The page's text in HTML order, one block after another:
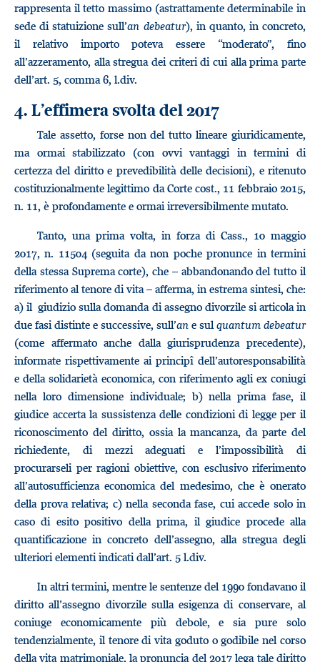
rappresenta il tetto massimo (astrattamente determinabile in
sede di statuizione sull’an debeatur), in quanto, in concreto,
il relativo importo poteva essere “moderato”, fino
all’azzeramento, alla stregua dei criteri di cui alla prima parte
dell’art. 5, comma 6, l.div.
4. L’effimera svolta del 2017
Tale assetto, forse non del tutto lineare giuridicamente,
ma ormai stabilizzato (con ovvi vantaggi in termini di
certezza del diritto e prevedibilità delle decisioni), e ritenuto
costituzionalmente legittimo da Corte cost., 11 febbraio 2015,
n. 11, è profondamente e ormai irreversibilmente mutato.
Tanto, una prima volta, in forza di Cass., 10 maggio
2017, n. 11504 (seguita da non poche pronunce in termini
della stessa Suprema corte), che – abbandonando del tutto il
riferimento al tenore di vita – afferma, in estrema sintesi, che:
a) il giudizio sulla domanda di assegno divorzile si articola in
due fasi distinte e successive, sull’an e sulquantum debeatur
(come affermato anche dalla giurisprudenza precedente),
informate rispettivamente ai principî dell’autoresponsabilità
e della solidarietà economica, con riferimento agli ex coniugi
nella loro dimensione individuale; b) nella prima fase, il
giudice accerta la sussistenza delle condizioni di legge per il
riconoscimento del diritto, ossia la mancanza, da parte del
richiedente, di mezzi adeguati e l’impossibilità di
procurarseli per ragioni obiettive, con esclusivo riferimento
all’autosufficienza economica del medesimo, che è onerato
della prova relativa; c) nella seconda fase, cui accede solo in
caso di esito positivo della prima, il giudice procede alla
quantificazione in concreto dell’assegno, alla stregua degli
ulteriori elementi indicati dall’art. 5 l.div.
In altri termini, mentre le sentenze del 1990 fondavano il
diritto all’assegno divorzile sulla esigenza di conservare, al
coniuge economicamente più debole, e sia pure solo
tendenzialmente, il tenore di vita goduto o godibile nel corso
della vita matrimoniale, la pronuncia del 2017 lega tale diritto